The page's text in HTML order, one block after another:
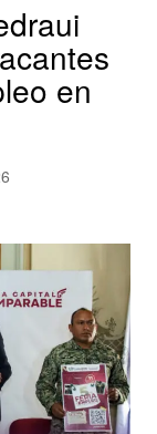
en